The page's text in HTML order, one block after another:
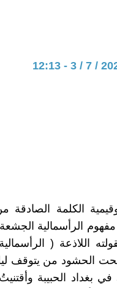
وقيمية الكلمة
الرأسمالية
اللاذعة (
الحشود من يتوقف
بغداد الحبيبة وأقتنيتُ